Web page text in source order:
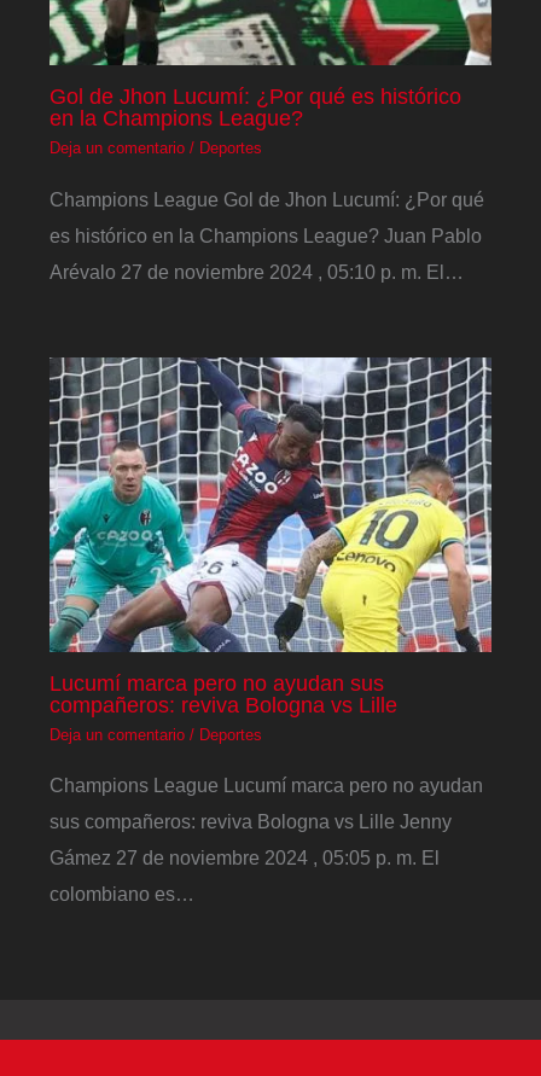
Gol de Jhon Lucumí: ¿Por qué es histórico
en la Champions League?
Deja un comentario / Deportes
Champions League Gol de Jhon Lucumí: ¿Por qué
es histórico en la Champions League? Juan Pablo
Arévalo 27 de noviembre 2024 , 05:10 p. m. El…
Lucumí marca pero no ayudan sus
compañeros: reviva Bologna vs Lille
Deja un comentario / Deportes
Champions League Lucumí marca pero no ayudan
sus compañeros: reviva Bologna vs Lille Jenny
Gámez 27 de noviembre 2024 , 05:05 p. m. El
colombiano es…